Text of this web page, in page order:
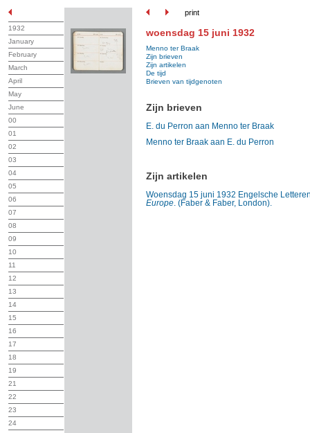
print
1932
January
February
March
April
May
June
00
01
02
03
04
05
06
07
08
09
10
11
12
13
14
15
16
17
18
19
21
22
23
24
woensdag 15 juni 1932
Menno ter Braak
Zijn brieven
Zijn artikelen
De tijd
Brieven van tijdgenoten
Zijn brieven
E. du Perron aan Menno ter Braak
Menno ter Braak aan E. du Perron
Zijn artikelen
Woensdag 15 juni 1932 Engelsche
Europe . (Faber & Faber, London).